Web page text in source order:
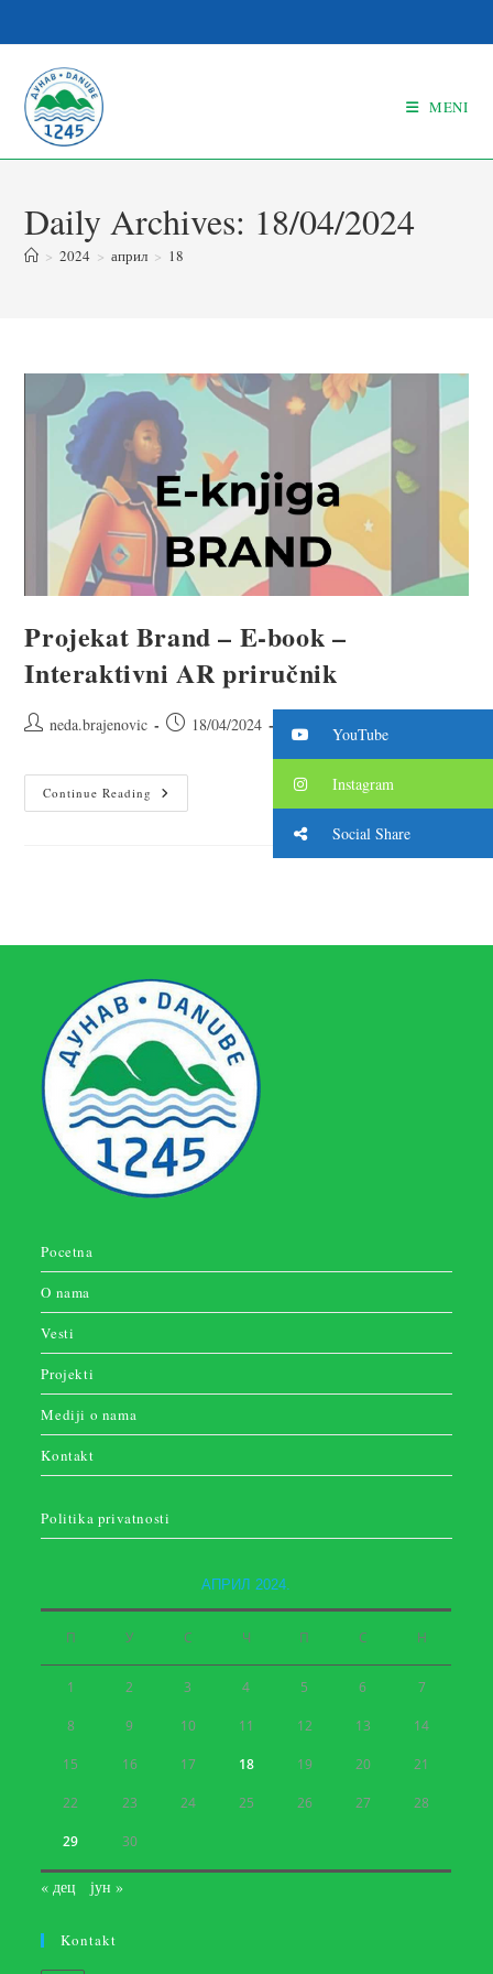
MENI
Daily Archives: 18/04/2024
> 2024 > април > 18
Projekat Brand – E-book –
Interaktivni AR priručnik
neda.brajenovic 18/04/2024 Uncategorized
Continue Reading
Pocetna
O nama
Vesti
Projekti
Mediji o nama
Kontakt
Politika privatnosti
АПРИЛ 2024.
П У С Ч П С Н
1 2 3 4 5 6 7
8 9 10 11 12 13 14
15 16 17 18 19 20 21
22 23 24 25 26 27 28
29 30
« дец јун »
Kontakt
YouTube
Instagram
Social Share